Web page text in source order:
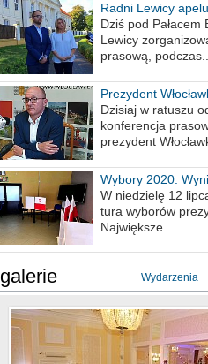
Radni Lewicy
Wiesława Meringa
Dziś pod Pałacem
Lewicy
prasową, podczas..
Prezydent
nie obrażajmy się”
Dzisiaj w ratuszu
konferencja
prezydent
Wybory 2020.
procent obwodów
W niedzielę 12
tura wyborów
Największe..
galerie Wydarzenia
Studniówka Kopernik
Studniówka LMK 2019.01.05
Studniówka ZS
2019.01.05